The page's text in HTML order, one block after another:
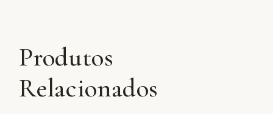
Produtos
Relacionados